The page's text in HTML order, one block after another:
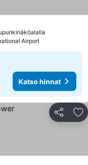
Airport
Katso hinnat
Jaa